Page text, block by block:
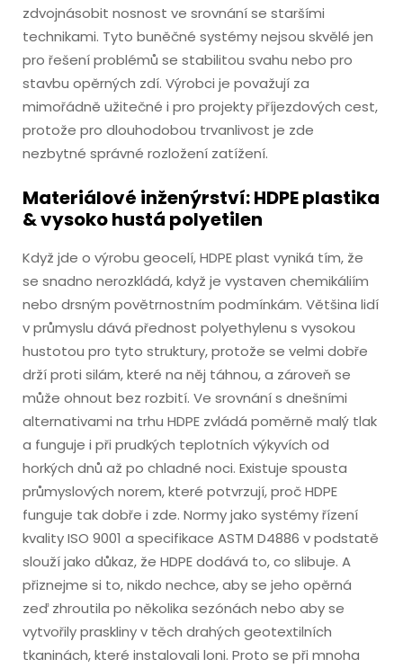
zdvojnásobit nosnost ve srovnání se staršími
technikami. Tyto buněčné systémy nejsou skvělé jen
pro řešení problémů se stabilitou svahu nebo pro
stavbu opěrných zdí. Výrobci je považují za
mimořádně užitečné i pro projekty příjezdových cest,
protože pro dlouhodobou trvanlivost je zde
nezbytné správné rozložení zatížení.
Materiálové inženýrství: HDPE plastika
& vysoko hustá polyetilen
Když jde o výrobu geocelí, HDPE plast vyniká tím, že
se snadno nerozkládá, když je vystaven chemikáliím
nebo drsným povětrnostním podmínkám. Většina lidí
v průmyslu dává přednost polyethylenu s vysokou
hustotou pro tyto struktury, protože se velmi dobře
drží proti silám, které na něj táhnou, a zároveň se
může ohnout bez rozbití. Ve srovnání s dnešními
alternativami na trhu HDPE zvládá poměrně malý tlak
a funguje i při prudkých teplotních výkyvích od
horkých dnů až po chladné noci. Existuje spousta
průmyslových norem, které potvrzují, proč HDPE
funguje tak dobře i zde. Normy jako systémy řízení
kvality ISO 9001 a specifikace ASTM D4886 v podstatě
slouží jako důkaz, že HDPE dodává to, co slibuje. A
přiznejme si to, nikdo nechce, aby se jeho opěrná
zeď zhroutila po několika sezónách nebo aby se
vytvořily praskliny v těch drahých geotextilních
tkaninách, které instalovali loni. Proto se při mnoha